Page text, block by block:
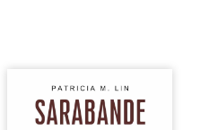
Aux chants crépitants de l’été,
Sous le silence ouaté de la
neige en hiver, Au cours de